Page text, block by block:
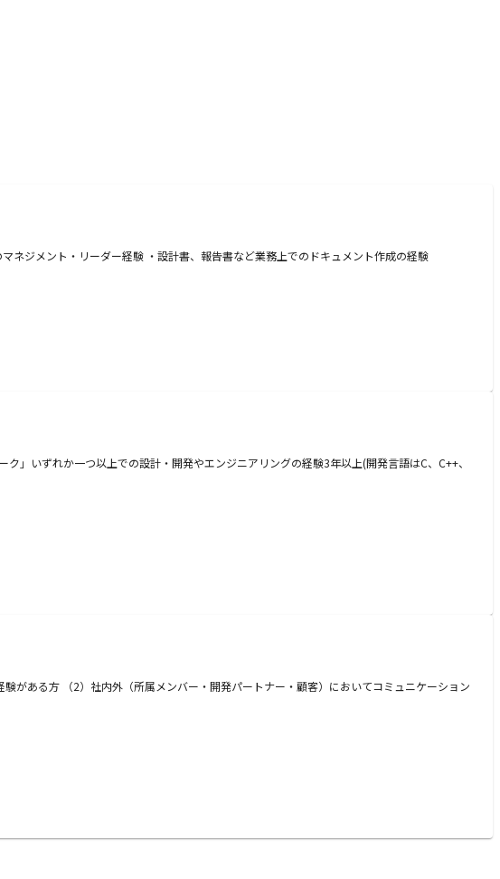
ジメント・リーダー経験 ・設計書、報告書など業務上でのドキュメント作成の経験
いずれか一つ以上での設計・開発やエンジニアリングの経験3年以上(開発言語はC、C++、
る方 （2）社内外（所属メンバー・開発パートナー・顧客）においてコミュニケーション